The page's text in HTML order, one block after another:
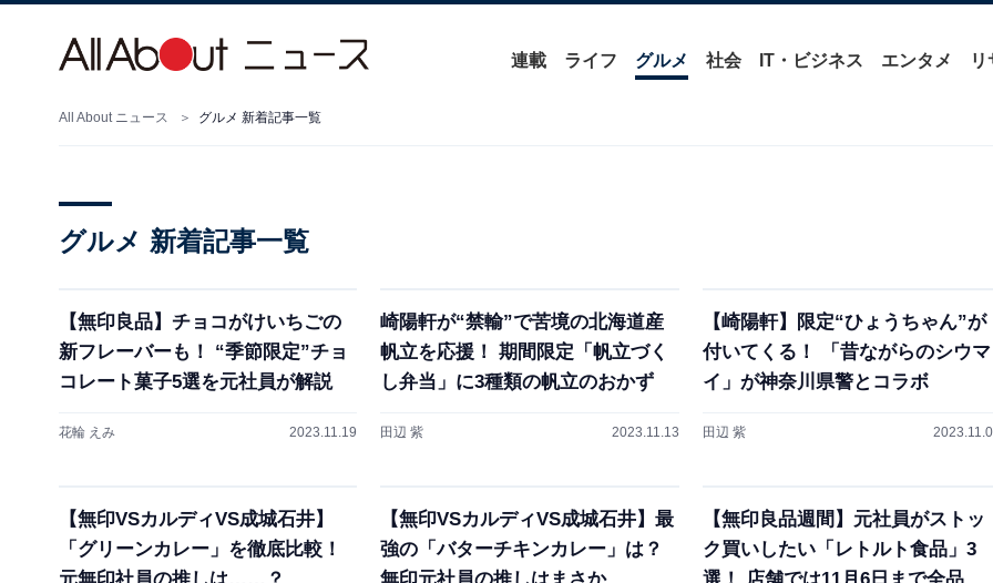
連載 ライフ グルメ 社会 IT・ビジネス エンタメ リ
All About ニュース グルメ 新着記事一覧
グルメ 新着記事一覧
【無印良品】チョコがけいちごの
新フレーバーも！ “季節限定”チョ
コレート菓子5選を元社員が解説
花輪 えみ 2023.11.19
崎陽軒が“禁輸”で苦境の北海道産
帆立を応援！ 期間限定「帆立づく
し弁当」に3種類の帆立のおかず
田辺 紫 2023.11.13
【崎陽軒】限定“ひょうちゃん”が
付いてくる！ 「昔ながらのシウマ
イ」が神奈川県警とコラボ
田辺 紫
【無印VSカルディVS成城石井】
「グリーンカレー」を徹底比較！
【無印VSカルディVS成城石井】最
強の「バターチキンカレー」は？
【無印良品週間】元社員がストッ
ク買いしたい「レトルト食品」3